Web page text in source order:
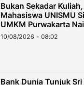
Bukan Sekadar
Mahasiswa UNISMU
UMKM Purwakarta
10/08/2026 - 08:02
Bank Dunia Tunjuk